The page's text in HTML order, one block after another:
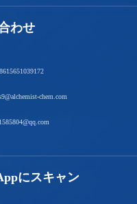
わせ
chem.com
にスキャン